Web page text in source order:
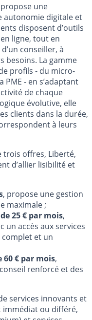
propose une
autonomie digitale et
disposent d’outils
ligne, tout en
conseiller, à
besoins. La gamme
profils - du micro-
PME - en s’adaptant
de chaque
évolutive, elle
clients dans la durée,
à leurs
trois offres, Liberté,
d’allier lisibilité et
, propose une gestion
maximale ;
25 € par mois,
un accès aux services
complet et un
€ par mois,
renforcé et des
services innovants et
immédiat ou différé,